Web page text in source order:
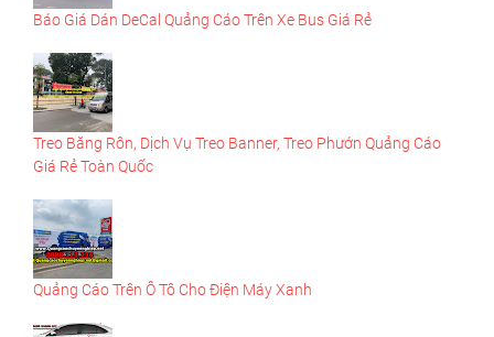
Báo Giá Dán DeCal Quảng Cáo Trên Xe Bus Giá Rẻ
Treo Băng Rôn, Dịch Vụ Treo Banner, Treo Phướn Quảng Cáo
Giá Rẻ Toàn Quốc
Quảng Cáo Trên Ô Tô Cho Điện Máy Xanh